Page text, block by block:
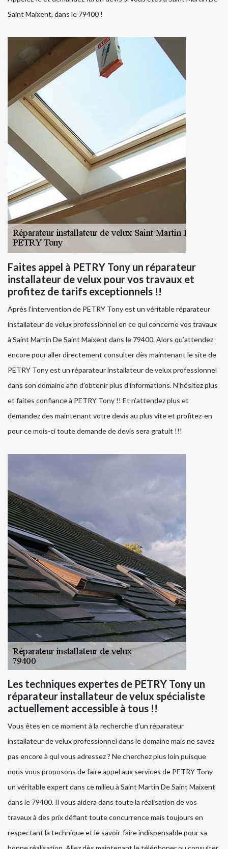
Saint Maixent, dans le 79400 !
Faites appel à PETRY Tony un réparateur
installateur de velux pour vos travaux et
profitez de tarifs exceptionnels !!
Après l’intervention de PETRY Tony est un véritable réparateur
installateur de velux professionnel en ce qui concerne vos travaux
à Saint Martin De Saint Maixent dans le 79400. Alors qu’attendez
encore pour aller directement consulter dès maintenant le site de
PETRY Tony est un réparateur installateur de velux professionnel
dans son domaine afin d’obtenir plus d’informations. N’hésitez plus
et faites confiance à PETRY Tony !! Et n’attendez plus et
demandez des maintenant votre devis au plus vite et profitez-en
pour ce mois-ci toute demande de devis sera gratuit !!!
Les techniques expertes de PETRY Tony un
réparateur installateur de velux spécialiste
actuellement accessible à tous !!
Vous êtes en ce moment à la recherche d’un réparateur
installateur de velux professionnel dans le domaine mais ne savez
pas encore à qui vous adressez ? Ne cherchez plus loin puisque
nous vous proposons de faire appel aux services de PETRY Tony
un véritable expert dans ce milieu à Saint Martin De Saint Maixent
dans le 79400. Il vous aidera dans toute la réalisation de vos
travaux à des prix défiant toute concurrence mais toujours en
respectant la technique et le savoir-faire indispensable pour sa